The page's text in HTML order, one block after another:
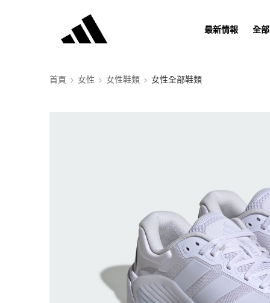
最新情報 全
首頁 女性 女性鞋類 女性全部鞋類